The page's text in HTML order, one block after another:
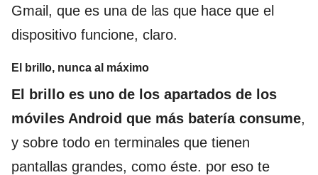
Gmail, que es una de las que hace que el
dispositivo funcione, claro.
El brillo, nunca al máximo
El brillo es uno de los apartados de los
móviles Android que más batería consume,
y sobre todo en terminales que tienen
pantallas grandes, como éste. por eso te